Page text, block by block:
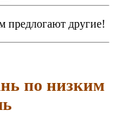
предлогают другие!
по низким